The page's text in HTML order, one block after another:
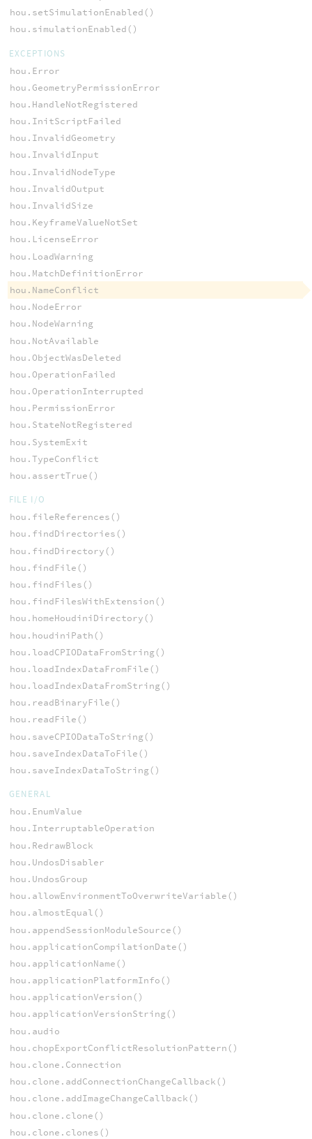
hou.setSimulationEnabled()
hou.simulationEnabled()
EXCEPTIONS
hou.Error
hou.GeometryPermissionError
hou.HandleNotRegistered
hou.InitScriptFailed
hou.InvalidGeometry
hou.InvalidInput
hou.InvalidNodeType
hou.InvalidOutput
hou.InvalidSize
hou.KeyframeValueNotSet
hou.LicenseError
hou.LoadWarning
hou.MatchDefinitionError
hou.NameConflict
hou.NodeError
hou.NodeWarning
hou.NotAvailable
hou.ObjectWasDeleted
hou.OperationFailed
hou.OperationInterrupted
hou.PermissionError
hou.StateNotRegistered
hou.SystemExit
hou.TypeConflict
hou.assertTrue()
FILE I/O
hou.fileReferences()
hou.findDirectories()
hou.findDirectory()
hou.findFile()
hou.findFiles()
hou.findFilesWithExtension()
hou.homeHoudiniDirectory()
hou.houdiniPath()
hou.loadCPIODataFromString()
hou.loadIndexDataFromFile()
hou.loadIndexDataFromString()
hou.readBinaryFile()
hou.readFile()
hou.saveCPIODataToString()
hou.saveIndexDataToFile()
hou.saveIndexDataToString()
GENERAL
hou.EnumValue
hou.InterruptableOperation
hou.RedrawBlock
hou.UndosDisabler
hou.UndosGroup
hou.allowEnvironmentToOverwriteVariable()
hou.almostEqual()
hou.appendSessionModuleSource()
hou.applicationCompilationDate()
hou.applicationName()
hou.applicationPlatformInfo()
hou.applicationVersion()
hou.applicationVersionString()
hou.audio
hou.chopExportConflictResolutionPattern()
hou.clone.Connection
hou.clone.addConnectionChangeCallback()
hou.clone.addImageChangeCallback()
hou.clone.clone()
hou.clone.clones()